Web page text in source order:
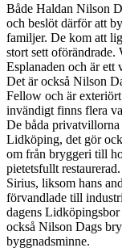
Både Haldan Nilson
och beslöt därför att
familjer. De kom att
stort sett oförändrade.
Esplanaden och är ett
Det är också Nilson
Fellow och är
invändigt finns flera
De båda
Lidköping, det gör
om från bryggeri till
pietetsfullt
Sirius, liksom hans
förvandlade till
dagens
också Nilson Dags
byggnadsminne.